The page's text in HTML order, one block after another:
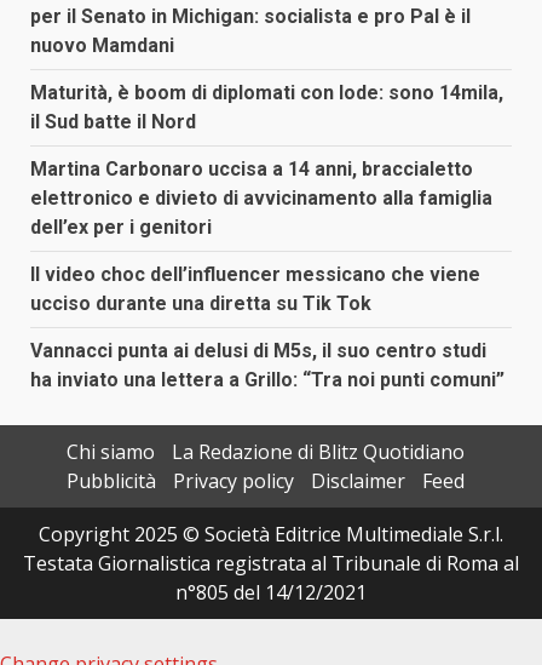
per il Senato in Michigan: socialista e pro Pal è il
nuovo Mamdani
Maturità, è boom di diplomati con lode: sono 14mila,
il Sud batte il Nord
Martina Carbonaro uccisa a 14 anni, braccialetto
elettronico e divieto di avvicinamento alla famiglia
dell’ex per i genitori
Il video choc dell’influencer messicano che viene
ucciso durante una diretta su Tik Tok
Vannacci punta ai delusi di M5s, il suo centro studi
ha inviato una lettera a Grillo: “Tra noi punti comuni”
Chi siamo
La Redazione di Blitz Quotidiano
Pubblicità
Privacy policy Disclaimer
Feed
Copyright 2025 © Società Editrice Multimediale S.r.l.
Testata Giornalistica registrata al Tribunale di Roma al
n°805 del 14/12/2021